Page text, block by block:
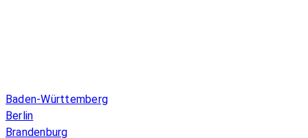
Baden-Württemberg
Berlin
Brandenburg